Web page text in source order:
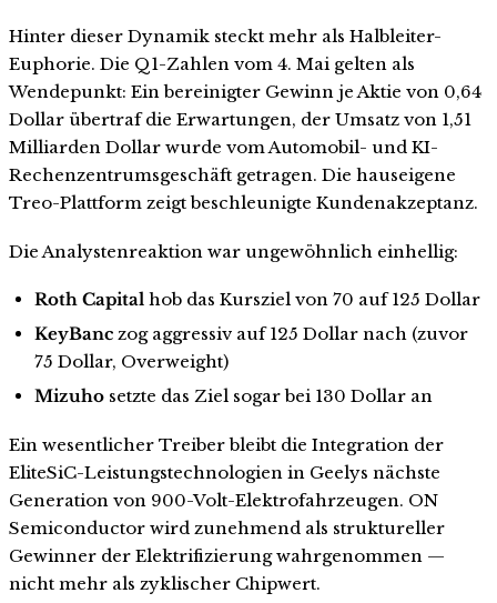
Hinter dieser Dynamik steckt mehr als Halbleiter-
Euphorie. Die Q1-Zahlen vom 4. Mai gelten als
Wendepunkt: Ein bereinigter Gewinn je Aktie von 0,64
Dollar übertraf die Erwartungen, der Umsatz von 1,51
Milliarden Dollar wurde vom Automobil- und KI-
Rechenzentrumsgeschäft getragen. Die hauseigene
Treo-Plattform zeigt beschleunigte Kundenakzeptanz.
Die Analystenreaktion war ungewöhnlich einhellig:
Roth Capitalhob das Kursziel von 70 auf 125 Dollar
KeyBanczog aggressiv auf 125 Dollar nach (zuvor
75 Dollar, Overweight)
Mizuhosetzte das Ziel sogar bei 130 Dollar an
Ein wesentlicher Treiber bleibt die Integration der
EliteSiC-Leistungstechnologien in Geelys nächste
Generation von 900-Volt-Elektrofahrzeugen. ON
Semiconductor wird zunehmend als struktureller
Gewinner der Elektrifizierung wahrgenommen —
nicht mehr als zyklischer Chipwert.